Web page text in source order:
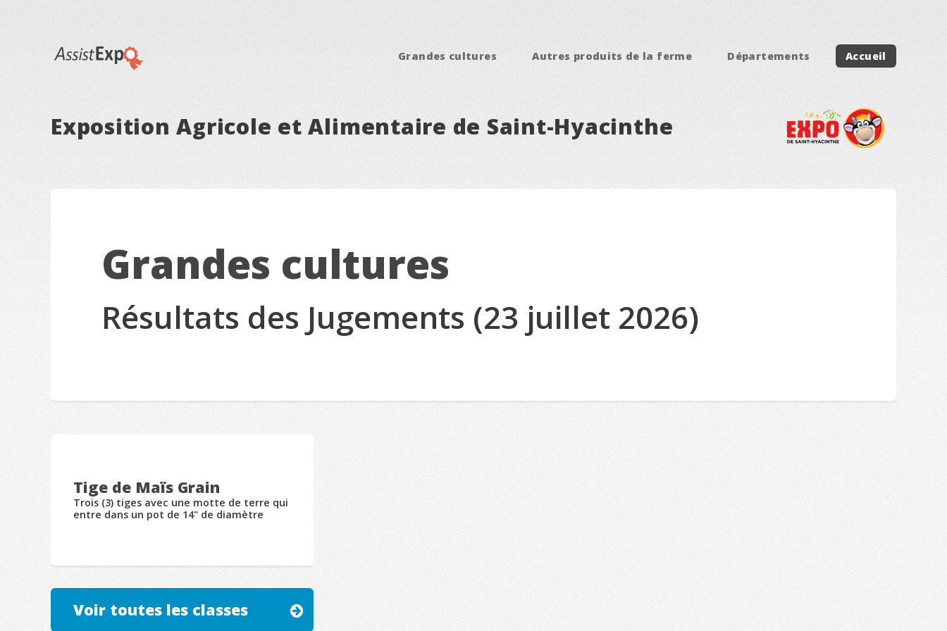
Exposition Agricole et Alimentaire de Saint-Hyacinthe
Grandes cultures Autres produits de la ferme Départements Accueil
Grandes cultures
Résultats des Jugements (23 juillet 2026)
Tige de Maïs Grain
Trois (3) tiges avec une motte de terre qui
entre dans un pot de 14" de diamètre
Voir toutes les classes